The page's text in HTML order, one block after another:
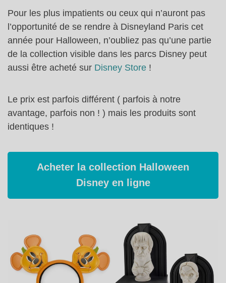
Pour les plus impatients ou ceux qui n’auront pas
l’opportunité de se rendre à Disneyland Paris cet
année pour Halloween, n’oubliez pas qu’une partie
de la collection visible dans les parcs Disney peut
aussi être acheté sur Disney Store !
Le prix est parfois différent ( parfois à notre
avantage, parfois non ! ) mais les produits sont
identiques !
Acheter la collection Halloween
Disney en ligne